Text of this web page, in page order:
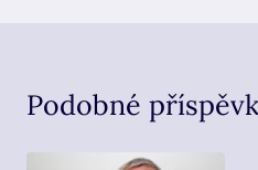
Podobné